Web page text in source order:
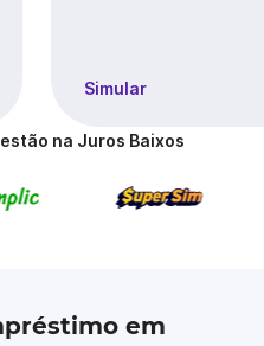
Simular
na Juros Baixos
em